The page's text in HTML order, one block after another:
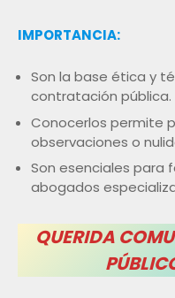
IMPORTANCIA:
Son la base ética y
contratación pública.
Conocerlos permite
observaciones o
Son esenciales para
abogados
QUERIDA